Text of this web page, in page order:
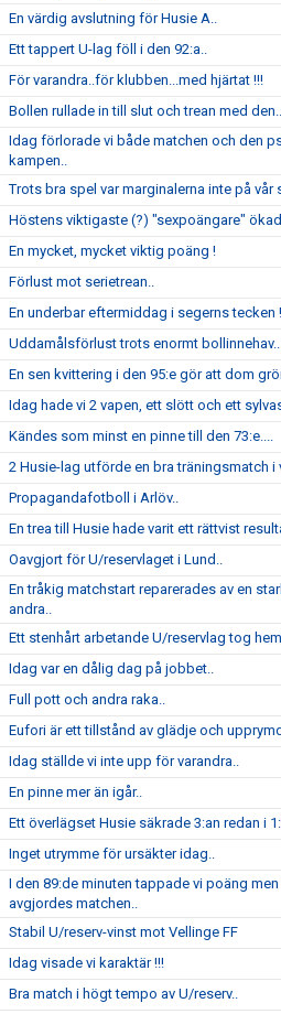
En värdig avslutning för Husie A..
Ett tappert U-lag föll i den 92:a..
För varandra..för klubben...med hjärtat !!!
Bollen rullade in till slut och trean med den..
Idag förlorade vi både matchen och den
kampen..
Trots bra spel var marginalerna inte på vår
Höstens viktigaste (?) "sexpoängare"
En mycket, mycket viktig poäng !
Förlust mot serietrean..
En underbar eftermiddag i segerns tecken !
Uddamålsförlust trots enormt bollinnehav..
En sen kvittering i den 95:e gör att dom
Idag hade vi 2 vapen, ett slött och ett
Kändes som minst en pinne till den 73:e....
2 Husie-lag utförde en bra träningsmatch i
Propagandafotboll i Arlöv..
En trea till Husie hade varit ett rättvist
Oavgjort för U/reservlaget i Lund..
En tråkig matchstart reparerades av en
andra..
Ett stenhårt arbetande U/reservlag tog
Idag var en dålig dag på jobbet..
Full pott och andra raka..
Eufori är ett tillstånd av glädje och
Idag ställde vi inte upp för varandra..
En pinne mer än igår..
Ett överlägset Husie säkrade 3:an redan i
Inget utrymme för ursäkter idag..
I den 89:de minuten tappade vi poäng men
avgjordes matchen..
Stabil U/reserv-vinst mot Vellinge FF
Idag visade vi karaktär !!!
Bra match i högt tempo av U/reserv..